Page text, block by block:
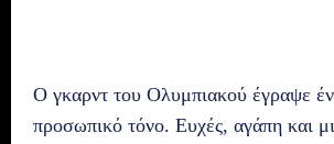
Ο γκαρντ του Ολυμπιακού έγραψε
προσωπικό τόνο. Ευχές, αγάπη και